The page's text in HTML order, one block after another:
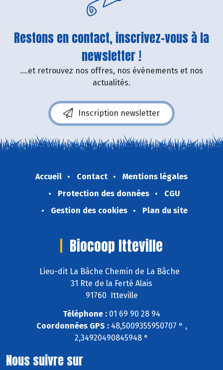
Restons en contact, inscrivez-vous à la
newsletter !
....et retrouvez nos offres, nos événements et nos
actualités.
Inscription newsletter
Accueil Contact
Mentions légales
Protection des données
CGU
Gestion des cookies
Plan du site
Biocoop Itteville
Lieu-dit La Bâche Chemin de La Bâche
31 Rte de la Ferté Alais
91760 Itteville
Téléphone : 01 69 90 28 94
Coordonnées GPS :48,5009355950707 ° ,
2,34920490845948 °
Nous suivre sur